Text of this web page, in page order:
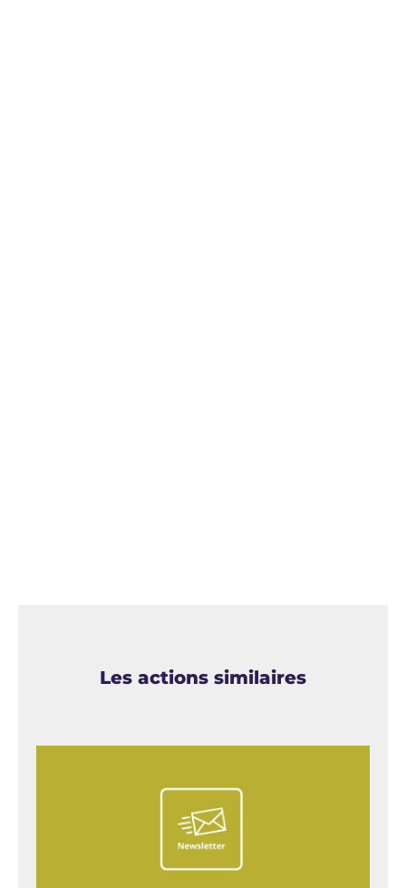
Les actions similaires